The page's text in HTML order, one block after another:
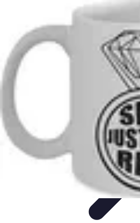
Coaching Personnel Compétences
Coaching Training